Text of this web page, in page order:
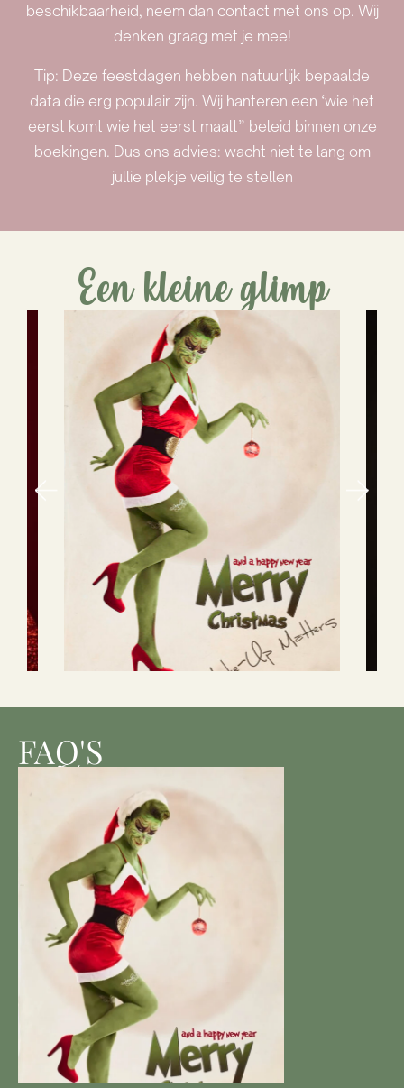
beschikbaarheid, neem dan contact met ons op. Wij
denken graag met je mee!
Tip: Deze feestdagen hebben natuurlijk bepaalde
data die erg populair zijn. Wij hanteren een ‘wie het
eerst komt wie het eerst maalt” beleid binnen onze
boekingen. Dus ons advies: wacht niet te lang om
jullie plekje veilig te stellen
Een kleine glimp
FAQ'S